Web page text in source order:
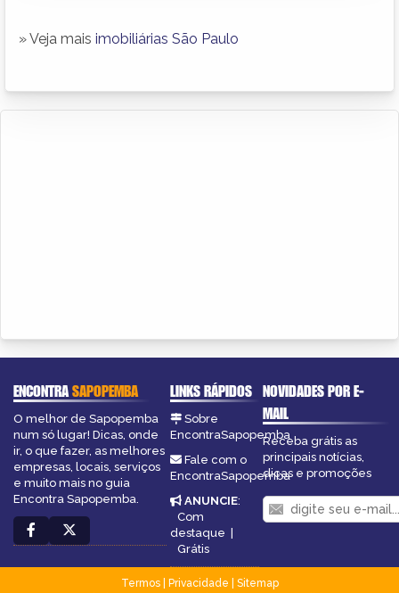
» Veja mais imobiliárias São Paulo
ENCONTRASAPOPEMBA
O melhor de Sapopemba
num só lugar! Dicas, onde
ir, o que fazer, as melhores
empresas, locais, serviços
e muito mais no guia
Encontra Sapopemba.
LINKS RÁPIDOS
Sobre
EncontraSapopemba
Fale com o
EncontraSapopemba
ANUNCIE:
Com
destaque |
Grátis
NOVIDADES POR E-
MAIL
Receba grátis as
principais notícias,
dicas e promoções
Termos| Privacidade
Sitemap